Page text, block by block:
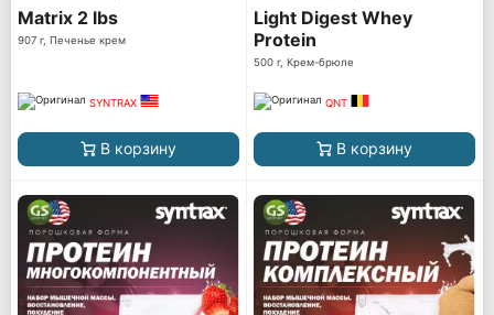
Matrix 2 lbs
907 г, Печенье крем
SYNTRAX
В корзину
Light Digest Whey
Protein
500 г, Крем-брюле
QNT
В корзину